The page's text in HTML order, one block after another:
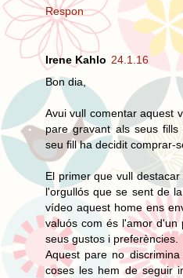
Respon
Irene Kahlo 24.1.16
Bon dia,
Avui vull comentar aquest
pare gravant als seus
seu fill ha decidit comprar-
El primer que vull
l'orgullós que se sent de
vídeo aquest home ens
valuós com és l'amor
seus gustos i preferències.
Aquest pare no
coses les hem de seguir